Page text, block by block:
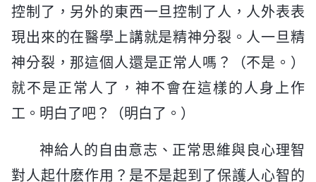
控制了，另外的東西一旦控制了人，人外表表
現出來的在醫學上講就是精神分裂。人一旦精
神分裂，那這個人還是正常人嗎？（不是。）
就不是正常人了，神不會在這樣的人身上作
工。明白了吧？（明白了。）
神給人的自由意志、正常思維與良心理智
對人起什麽作用？是不是起到了保護人心智的